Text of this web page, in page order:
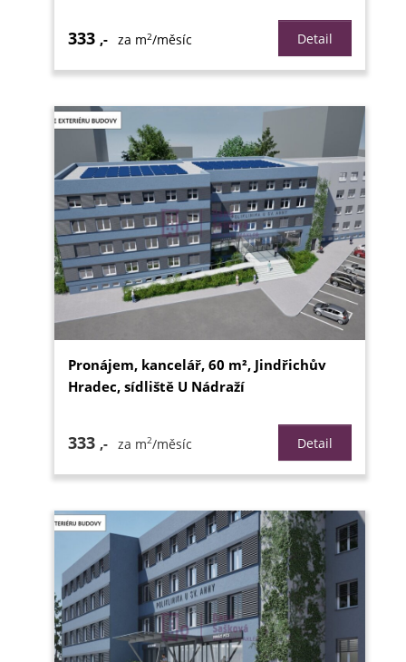
333 ,- za m2/měsíc Detail
Pronájem, kancelář, 60 m², Jindřichův
Hradec, sídliště U Nádraží
333 ,- za m2/měsíc Detail